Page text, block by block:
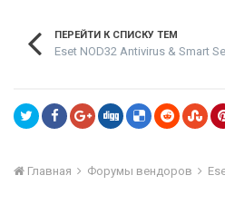
ПЕРЕЙТИ К СПИСКУ ТЕМ
Eset NOD32 Antivirus & Smart
Главная Форумы вендоров